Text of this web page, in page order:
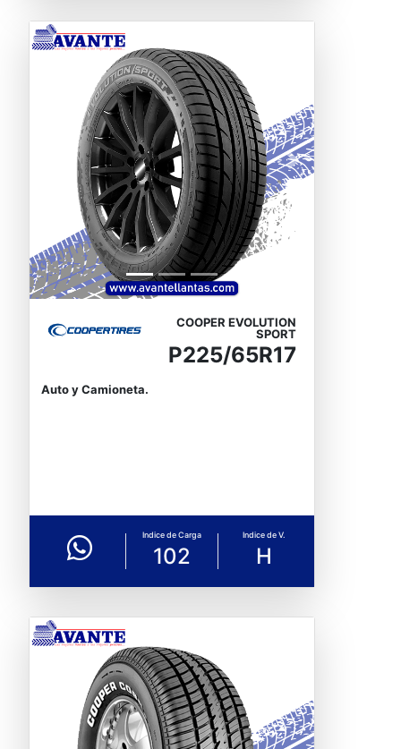
Previous Next
COOPER EVOLUTION
SPORT
P225/65R17
Auto y Camioneta.
Indice de Carga
102
Indice de V.
H